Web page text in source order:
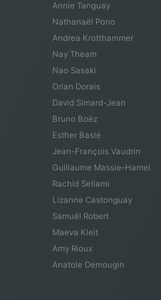
Annie Tanguay
Nathanaël Pono
Andrea Krotthammer
Nay Theam
Nao Sasaki
Orian Dorais
David Simard-Jean
Bruno Boëz
Esther Baslé
Jean-François Vaudrin
Guillaume Massie-Hamel
Rachid Sellami
Lizanne Castonguay
Samuël Robert
Maeva Kleit
Amy Rioux
Anatole Demougin